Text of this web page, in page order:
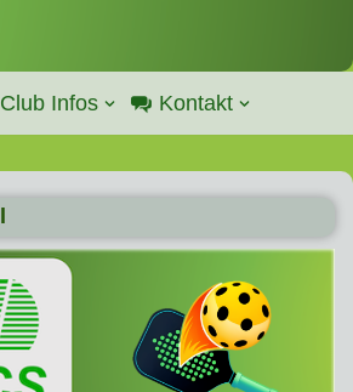
Club Infos Kontakt